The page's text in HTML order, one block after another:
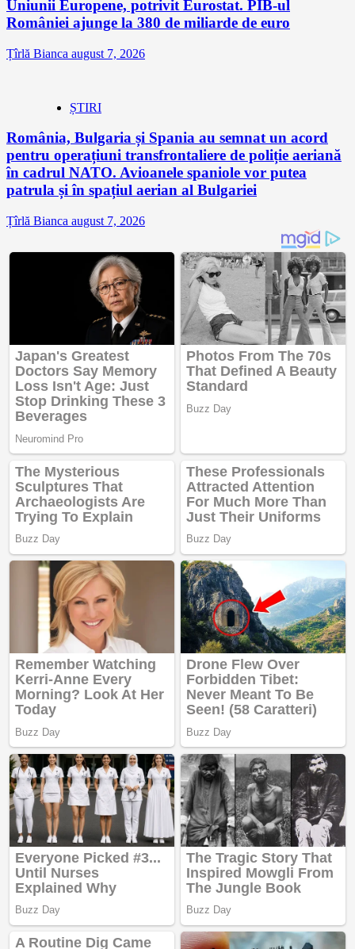
Uniunii Europene, potrivit Eurostat. PIB-ul
României ajunge la 380 de miliarde de euro
Țîrlă Bianca august 7, 2026
ȘTIRI
România, Bulgaria și Spania au semnat un acord
pentru operațiuni transfrontaliere de poliție aeriană
în cadrul NATO. Avioanele spaniole vor putea
patrula și în spațiul aerian al Bulgariei
Țîrlă Bianca august 7, 2026